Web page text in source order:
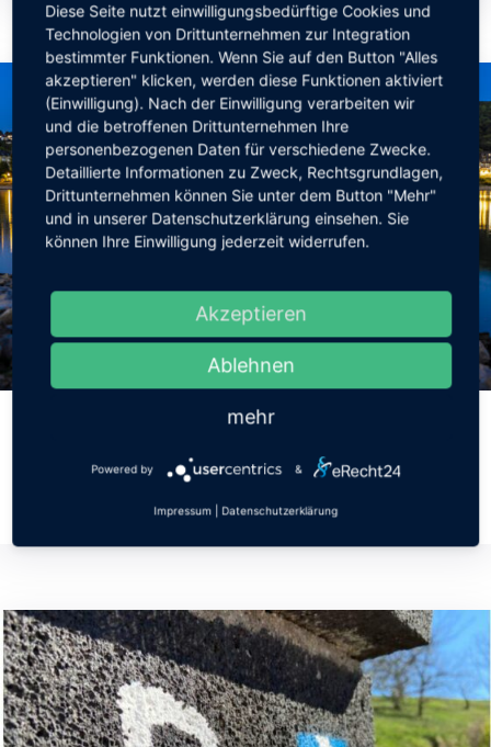
3. September 2025
Nachtwächterführung am 20.
Diese Seite nutzt einwilligungsbedürftige Cookies und
Technologien von Drittunternehmen zur Integration
bestimmter Funktionen. Wenn Sie auf den Button "Alles
akzeptieren" klicken, werden diese Funktionen aktiviert
(Einwilligung). Nach der Einwilligung verarbeiten wir
und die betroffenen Drittunternehmen Ihre
personenbezogenen Daten für verschiedene Zwecke.
Detaillierte Informationen zu Zweck, Rechtsgrundlagen,
Drittunternehmen können Sie unter dem Button "Mehr"
und in unserer Datenschutzerklärung einsehen. Sie
können Ihre Einwilligung jederzeit widerrufen.
Akzeptieren
Ablehnen
mehr
Powered by &
Impressum Datenschutzerklärung